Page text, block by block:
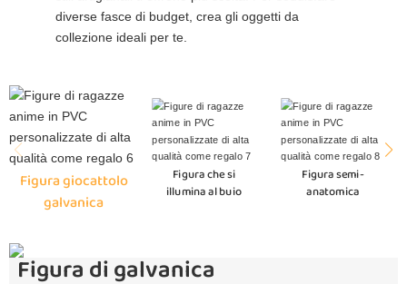
diverse fasce di budget, crea gli oggetti da
collezione ideali per te.
Figura giocattolo
galvanica
Figura che si
illumina al buio
Figura semi-
anatomica
Figura di galvanica